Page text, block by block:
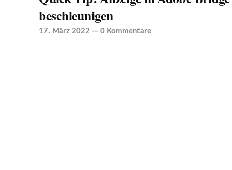
beschleunigen
17. März 2022 — 0 Kommentare